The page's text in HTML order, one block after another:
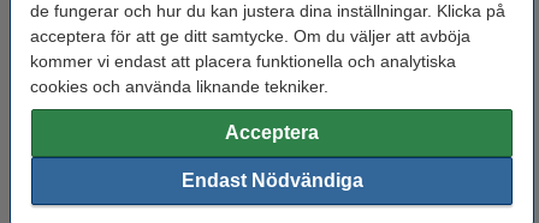
de fungerar och hur du kan justera dina inställningar. Klicka på
acceptera för att ge ditt samtycke. Om du väljer att avböja
kommer vi endast att placera funktionella och analytiska
cookies och använda liknande tekniker.
Acceptera
Endast Nödvändiga
Tuschpennor 2.0mm | Edding 1300 | sorterade färger | 40st
Edding diverse rund färgpennor
Se specifikationerna och beskrivningen
Beställ